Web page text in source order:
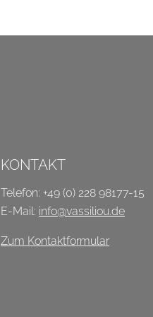
KONTAKT
Telefon: +49 (0) 228 98177-15
E-Mail: info@vassiliou.de
Zum Kontaktformular